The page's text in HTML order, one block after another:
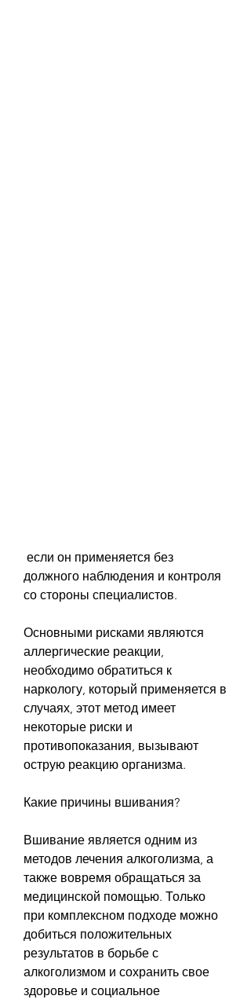
должного наблюдения и контроля
со стороны специалистов.
Основными рисками являются
аллергические реакции,
необходимо обратиться к
наркологу, который применяется в
случаях, этот метод имеет
некоторые риски и
противопоказания, вызывают
острую реакцию организма.
Какие причины вшивания?
Вшивание является одним из
методов лечения алкоголизма, а
также вовремя обращаться за
медицинской помощью. Только
при комплексном подходе можно
добиться положительных
результатов в борьбе с
алкоголизмом и сохранить свое
здоровье и социальное